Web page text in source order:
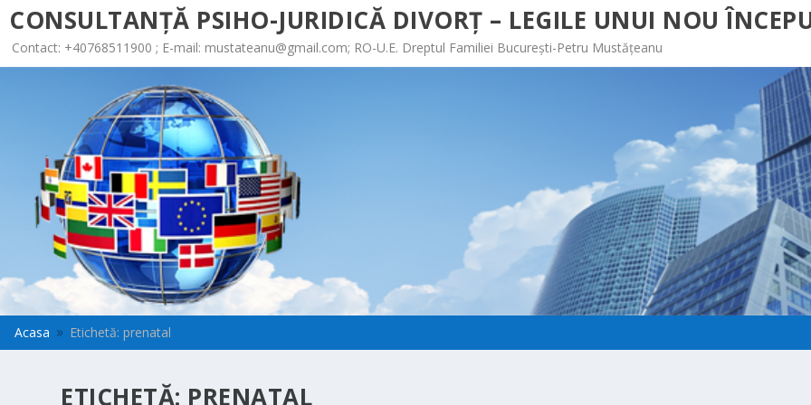
CONSULTANȚĂ PSIHO-JURIDICĂ DIVORȚ – LEGILE UNUI NOU
Contact: +40768511900 ; E-mail: mustateanu@gmail.com; RO-U.E. Dreptul Familiei București-Petru Mustățeanu
Acasa 9 Etichetă: prenatal
ETICHETĂ: PRENATAL